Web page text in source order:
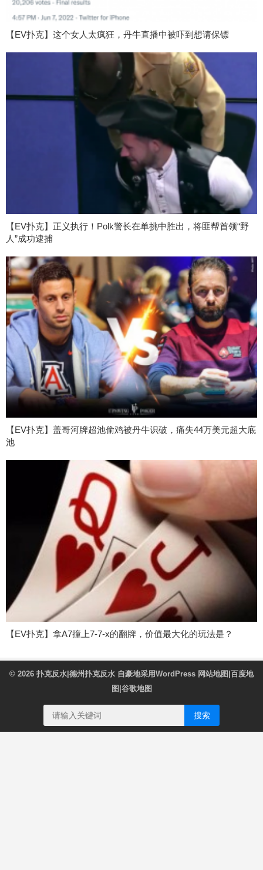
【EV扑克】这个女人太疯狂，丹牛直播中被吓到想请保镖
【EV扑克】正义执行！Polk警长在单挑中胜出，将匪帮首领“野
人”成功逮捕
【EV扑克】盖哥河牌超池偷鸡被丹牛识破，痛失44万美元超大底
池
【EV扑克】拿A7撞上7-7-x的翻牌，价值最大化的玩法是？
© 2026 扑克反水|德州扑克反水 自豪地采用WordPress 网站地图 百度地
图 谷歌地图
搜索